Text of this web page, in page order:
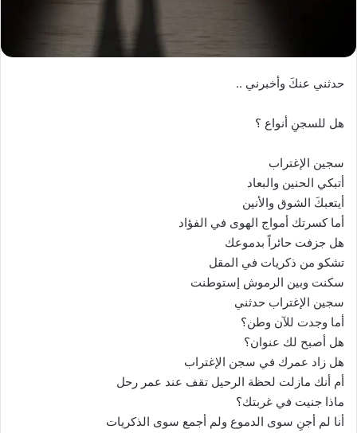
حدثني عنكَ وأخبرني ..
هل للسجنِ أنواع ؟
سجين الإغتراب
أتبكي الحنين والبعاد
أيتعبكَ الشوق والأنين
أما كسرتك أمواج الهوى في الفؤاد
هل جزفت حائراً بدموعك
تشكو من ذكريات في المقل
سكنت وبين الرموش إستوطنت
سجين الإغتراب حدثني
أما وجدت للآن وطن؟
هل أصبح لك عنوان؟
هل زاد عمرك في سجن الإغتراب
أم أنك مازلت لحظة الرحيل تقف عند عمر رحل
ماذا جنيت في غربتك؟
أنا لم أجنِ سوى الدموع ولم أجمع سوى الذكريات